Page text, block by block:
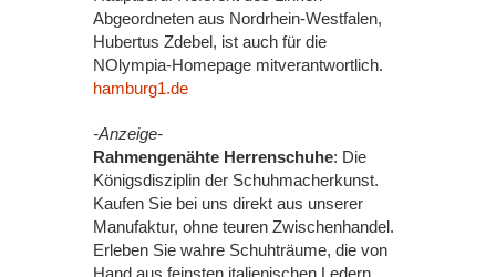
Abgeordneten aus Nordrhein-Westfalen,
Hubertus Zdebel, ist auch für die
NOlympia-Homepage mitverantwortlich.
hamburg1.de
-Anzeige-
Rahmengenähte Herrenschuhe: Die
Königsdisziplin der Schuhmacherkunst.
Kaufen Sie bei uns direkt aus unserer
Manufaktur, ohne teuren Zwischenhandel.
Erleben Sie wahre Schuhträume, die von
Hand aus feinsten italienischen Ledern